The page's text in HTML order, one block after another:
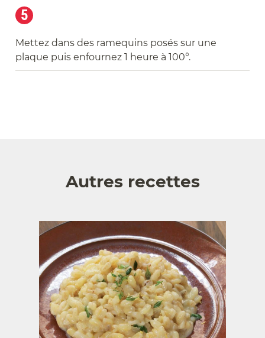
5
Mettez dans des ramequins posés sur une
plaque puis enfournez 1 heure à 100°.
Autres recettes